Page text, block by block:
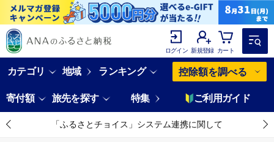
ログイン 新規登録 カート
カテゴリ 地域 ランキング 控除額を調べる
寄付額 旅先を探す 特集 ご利用ガイド
「ふるさとチョイス」システム連携に関して